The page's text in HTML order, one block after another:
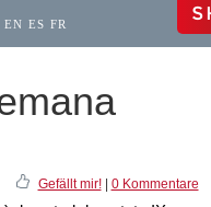
EN ES FR
Gefällt mir!| 0 Kommentare